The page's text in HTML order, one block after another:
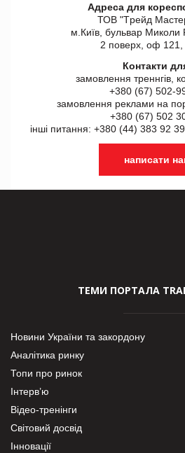
Адреса для
ТОВ "Tрейд
м.Київ, бульвар Миколи
2 поверх, оф
Контакти
замовлення треннгів,
+380 (67) 502-
замовлення реклами на
+380 (67) 502
інші питання: +380 (44) 383 92
написати
ТЕМИ ПОРТАЛА
Новини України та закордону
Аналітика ринку
Топи про ринок
Інтерв’ю
Відео-тренінги
Світовий досвід
Інновації